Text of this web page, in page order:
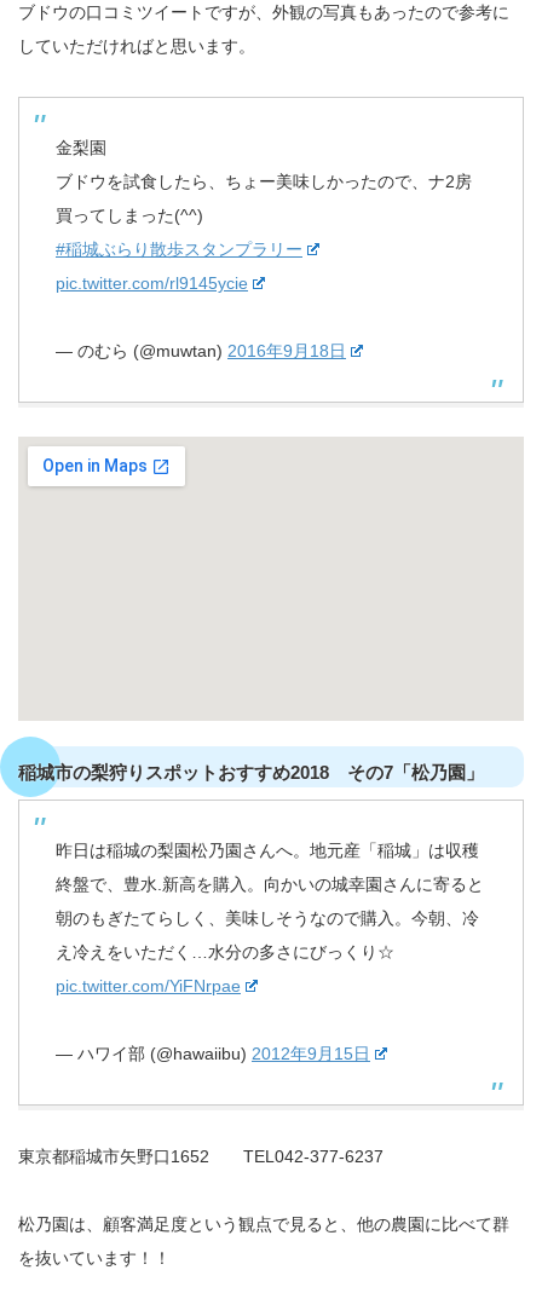
ブドウの口コミツイートですが、外観の写真もあったので参考に
していただければと思います。
金梨園
ブドウを試食したら、ちょー美味しかったので、ナ2房
買ってしまった(^^)
#稲城ぶらり散歩スタンプラリー
pic.twitter.com/rl9145ycie
— のむら (@muwtan) 2016年9月18日
稲城市の梨狩りスポットおすすめ2018 その7「松乃園」
昨日は稲城の梨園松乃園さんへ。地元産「稲城」は収穫
終盤で、豊水.新高を購入。向かいの城幸園さんに寄ると
朝のもぎたてらしく、美味しそうなので購入。今朝、冷
え冷えをいただく…水分の多さにびっくり☆
pic.twitter.com/YiFNrpae
— ハワイ部 (@hawaiibu) 2012年9月15日
東京都稲城市矢野口1652 TEL042-377-6237
松乃園は、顧客満足度という観点で見ると、他の農園に比べて群
を抜いています！！